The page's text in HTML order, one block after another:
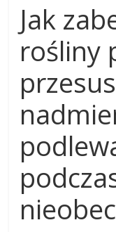
Jak
rośliny